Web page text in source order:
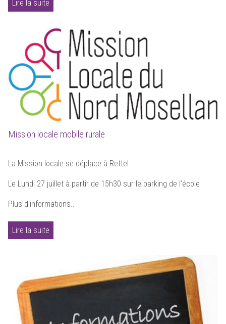
Lire la suite
Mission locale mobile rurale
La Mission locale se déplace à Rettel
Le Lundi 27 juillet à partir de 15h30 sur le parking de l'école
Plus d'informations..
Lire la suite